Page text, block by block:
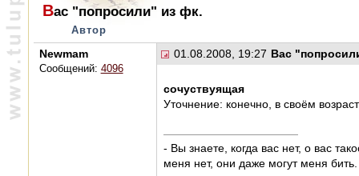
Вас "попросили" из фк.
Автор
Newmam
Сообщений: 4096
01.08.2008, 19:27 Вас
сочуствуящая
Уточнение: конечно, в своём
- Вы знаете, когда вас нет, о вас
меня нет, они даже могут меня бить.